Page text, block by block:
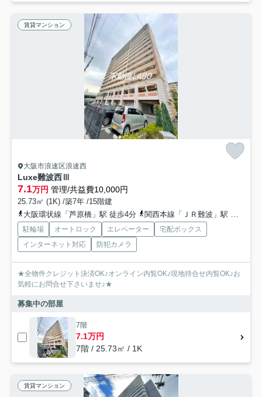
賃貸マンション
大阪市浪速区浪速西
Luxe難波西Ⅲ
7.1万円 管理/共益費10,000円
25.73㎡ (1K) /築7年 /15階建
大阪環状線「芦原橋」駅 徒歩4分
関西本線「ＪＲ難波」駅 徒歩18分
駐輪場 オートロック エレベーター
宅配ボックス
インターネット対応
防犯カメラ
★全物件クレジット決済OK♪オンライン内覧OK♪現地待合せ内覧OK♪お
気軽にお問合せ下さいませ♪★
募集中の部屋
7階
7.1万円
7階 / 25.73㎡ / 1K
賃貸マンション